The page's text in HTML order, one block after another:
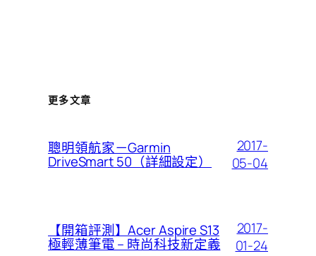
更多文章
聰明領航家－Garmin
DriveSmart 50（詳細設定）
2017-
05-04
【開箱評測】Acer Aspire S13
極輕薄筆電 – 時尚科技新定義
2017-
01-24